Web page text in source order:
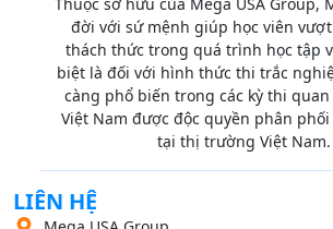
đời với sứ mệnh giúp học viên
thách thức trong quá trình học tập
biệt là đối với hình thức thi trắc
càng phổ biến trong các kỳ thi
Việt Nam được độc quyền phân
tại thị trường Việt Nam.
LIÊN HỆ